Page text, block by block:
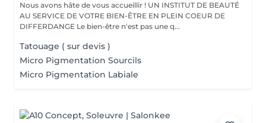
Nous avons hâte de vous accueillir ! UN INSTITUT DE BEAUTÉ
AU SERVICE DE VOTRE BIEN-ÊTRE EN PLEIN COEUR DE
DIFFERDANGE Le bien-être n'est pas une q...
Tatouage ( sur devis )
Micro Pigmentation Sourcils
Micro Pigmentation Labiale